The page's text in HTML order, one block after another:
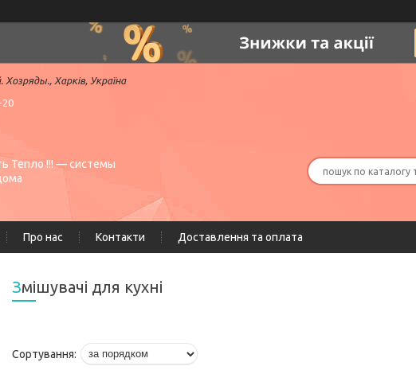
Харків, Україна
20
Тепло !!! — системы
Про нас Контакти Доставлення та оплата
Змішувачі для кухні